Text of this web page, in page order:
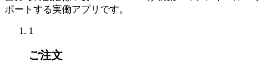
ポートする実働アプリです。
1
ご注文